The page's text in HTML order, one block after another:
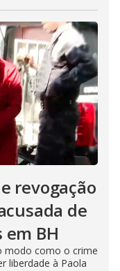
revogação
de
BH
modo como o crime
liberdade à Paola